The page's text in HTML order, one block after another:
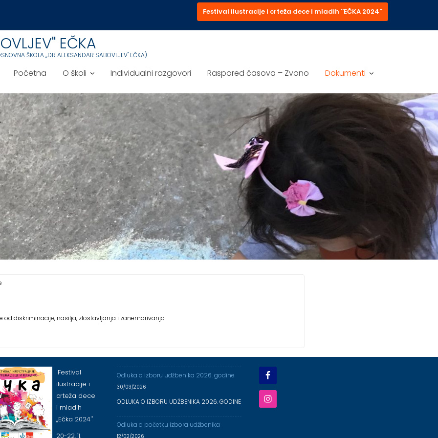
Festival ilustracije i crteža dece i mladih ''EČKA 2024''
EČKA
ŠKOLA ,,DR ALEKSANDAR SABOVLJEV'' EČKA)
Početna O školi Individualni razgovori Raspored časova – Zvono Dokumenti
od diskriminacije, nasilja, zlostavljanja i zanemarivanja
Festival
ilustracije i
crteža dece
i mladih
,,Ečka 2024''
20-22. 11.
Odluka o izboru udžbenika 2026. godine
30/03/2026
ODLUKA O IZBORU UDŽBENIKA 2026. GODINE
Odluka o početku izbora udžbenika
12/02/2026